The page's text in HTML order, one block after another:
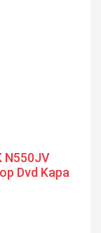
N550JV
Dvd Kapa